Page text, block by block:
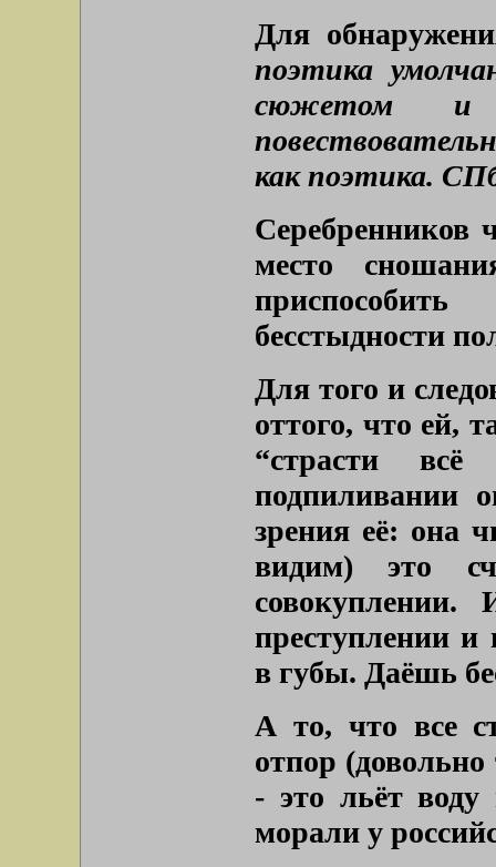
Для
поэтика
сюжетом и
как поэтика.
Серебренников
место
бесстыдности
Для того и
оттого, что ей,
“страсти
подпиливании
зрения её: она
видим) это
преступлении и
в губы. Даёшь
А то, что все
отпор
- это льёт
морали у